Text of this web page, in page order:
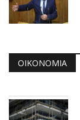
ΟΙΚΟΝΟΜΊΑ